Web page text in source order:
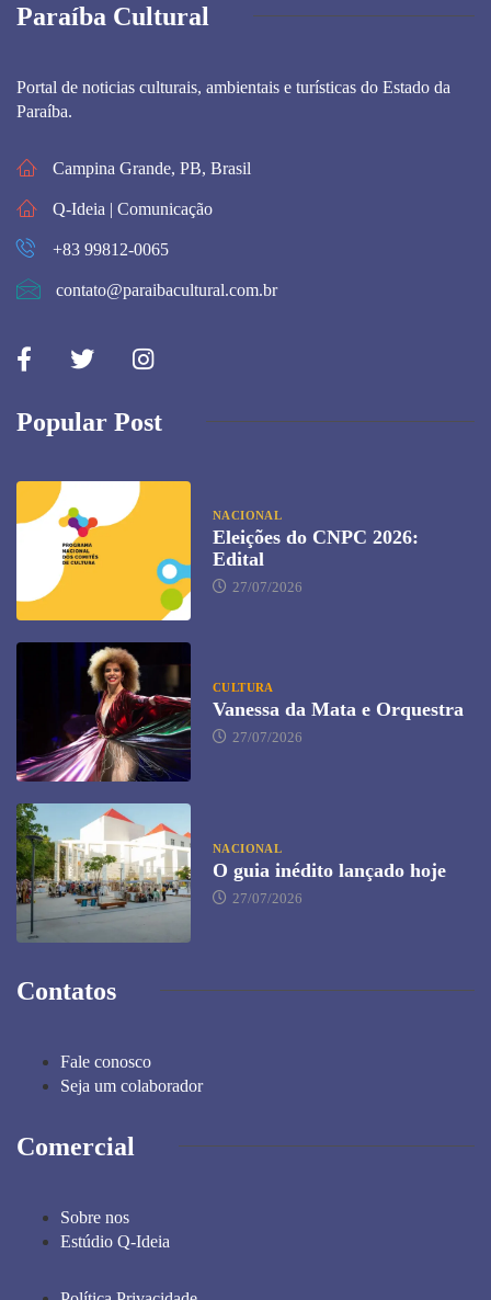
Paraíba Cultural
Portal de noticias culturais, ambientais e turísticas do Estado da
Paraíba.
Campina Grande, PB, Brasil
Q-Ideia | Comunicação
+83 99812-0065
contato@paraibacultural.com.br
Popular Post
NACIONAL
Eleições do CNPC 2026:
Edital
27/07/2026
CULTURA
Vanessa da Mata e Orquestra
27/07/2026
NACIONAL
O guia inédito lançado hoje
27/07/2026
Contatos
Fale conosco
Seja um colaborador
Comercial
Sobre nos
Estúdio Q-Ideia